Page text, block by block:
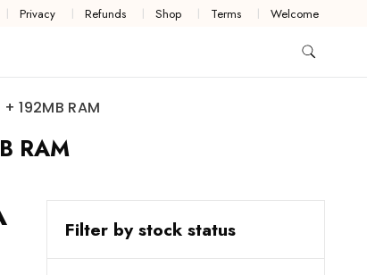
Privacy Refunds Shop Terms Welcome
192MB RAM
RAM
Filter by stock status